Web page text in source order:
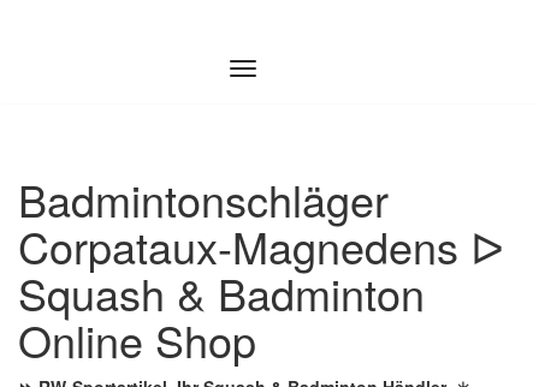
Badmintonschläger
Corpataux-Magnedens ᐅ
Squash & Badminton
Online Shop